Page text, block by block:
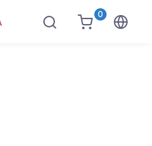
0